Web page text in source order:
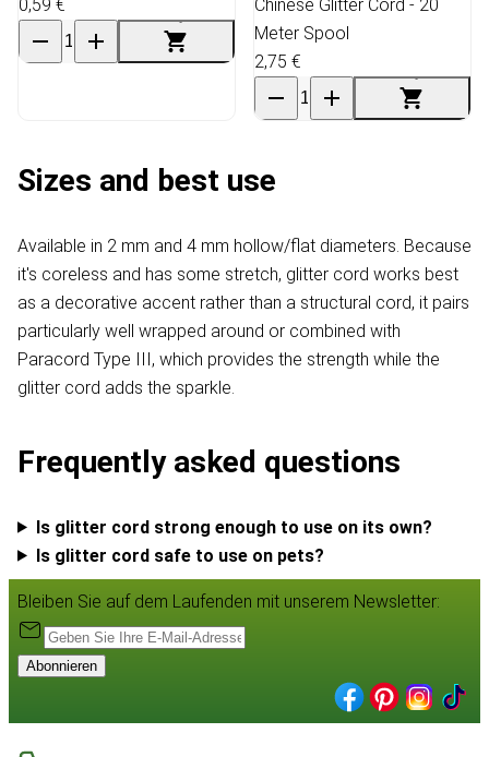
0,59 €
Chinese Glitter Cord - 20
Meter Spool
2,75 €
Sizes and best use
Available in 2 mm and 4 mm hollow/flat diameters. Because
it's coreless and has some stretch, glitter cord works best
as a decorative accent rather than a structural cord, it pairs
particularly well wrapped around or combined with
Paracord Type III, which provides the strength while the
glitter cord adds the sparkle.
Frequently asked questions
Is glitter cord strong enough to use on its own?
Is glitter cord safe to use on pets?
Bleiben Sie auf dem Laufenden mit unserem Newsletter:
Abonnieren